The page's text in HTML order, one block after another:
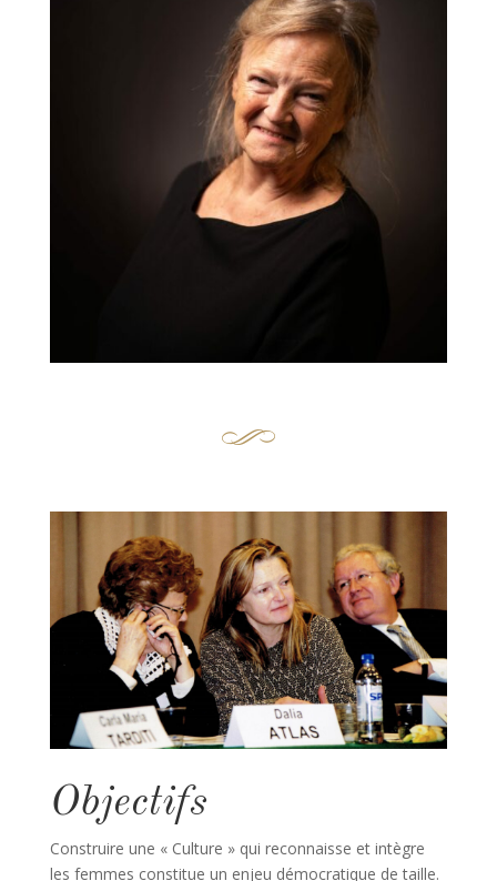
Objectifs
Construire une « Culture » qui reconnaisse et intègre
les femmes constitue un enjeu démocratique de taille.